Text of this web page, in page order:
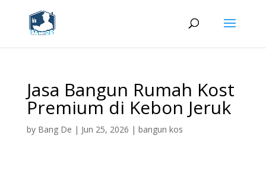
Jasa Bangun Rumah Kost
Premium di Kebon Jeruk
by Bang De | Jun 25, 2026 | bangun kos